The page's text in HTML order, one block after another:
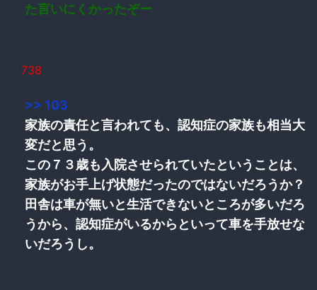
た言いにくかったぞー
738
>> 103
家族の責任と言われても、認知症の家族も相当大
変だと思う。
この７３歳も入院させられていたということは、
家族がお手上げ状態だったのではないだろうか？
田舎は車が無いと生活できないところが多いだろ
うから、認知症がいるからといって車を手放せな
いだろうし。